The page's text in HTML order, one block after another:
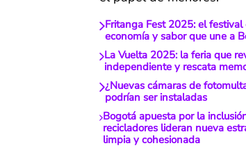
Fritanga Fest 2025: el
economía y sabor que une a
La Vuelta 2025: la feria que
independiente y rescata
¿Nuevas cámaras de
podrían ser instaladas
Bogotá apuesta por la
recicladores lideran nueva
limpia y cohesionada